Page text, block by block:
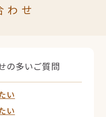
わせ
の多いご質問
い
い